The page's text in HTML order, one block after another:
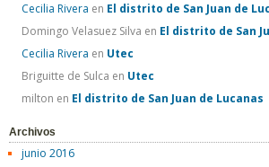
Cecilia Rivera en El distrito de San Juan de
Domingo Velasuez Silva en El distrito de San
Cecilia Rivera en Utec
Briguitte de Sulca en Utec
milton en El distrito de San Juan de Lucanas
Archivos
junio 2016